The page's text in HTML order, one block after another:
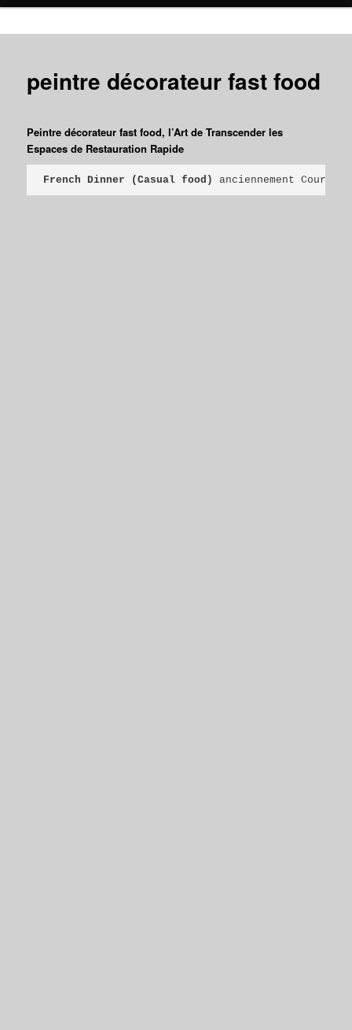
peintre décorateur fast food
Peintre décorateur fast food, l’Art de Transcender les
Espaces de Restauration Rapide
French Dinner (Casual food) anciennement Courte